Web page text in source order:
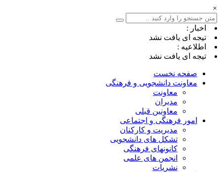
×
اخبار :
تیجه ای یافت نشد
اطلاعیه :
تیجه ای یافت نشد
صفحه نخست
معاونت دانشجویی و فرهنگی
معاونت
مدیران
معاونین قبلی
امور فرهنگی و اجتماعی
مدیریت و کارکنان
تشکل های دانشجویی
کانونهای فرهنگی
انجمن های علمی
نشریات